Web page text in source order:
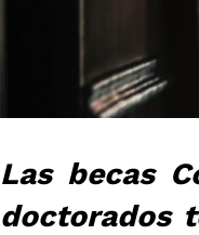
Las becas
doctorados